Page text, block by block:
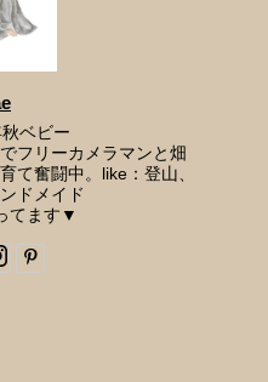
ベビー
フリーカメラマンと畑
て奮闘中。like：登山、
ドメイド
てます▼